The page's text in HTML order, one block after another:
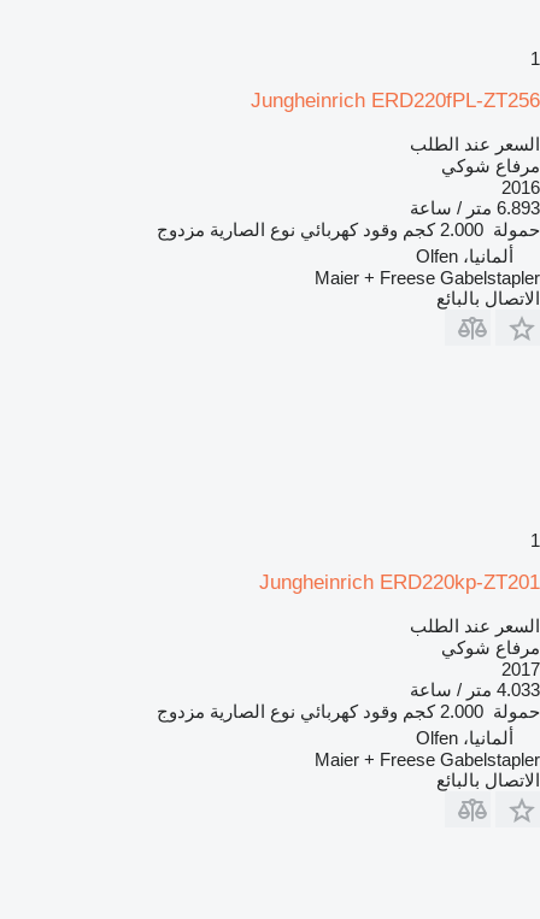
1
Jungheinrich ERD220fPL-ZT256
السعر عند الطلب
مرفاع شوكي
2016
6.893 متر / ساعة
حمولة 2.000 كجم وقود كهربائي نوع الصارية مزدوج
ألمانيا، Olfen
Maier + Freese Gabelstapler
الاتصال بالبائع
1
Jungheinrich ERD220kp-ZT201
السعر عند الطلب
مرفاع شوكي
2017
4.033 متر / ساعة
حمولة 2.000 كجم وقود كهربائي نوع الصارية مزدوج
ألمانيا، Olfen
Maier + Freese Gabelstapler
الاتصال بالبائع